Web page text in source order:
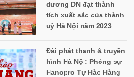
dương DN đạt thành
tích xuất sắc của thành
uỷ Hà Nội năm 2023
Đài phát thanh & truyền
hình Hà Nội: Phóng sự
Hanopro Tự Hào Hàng